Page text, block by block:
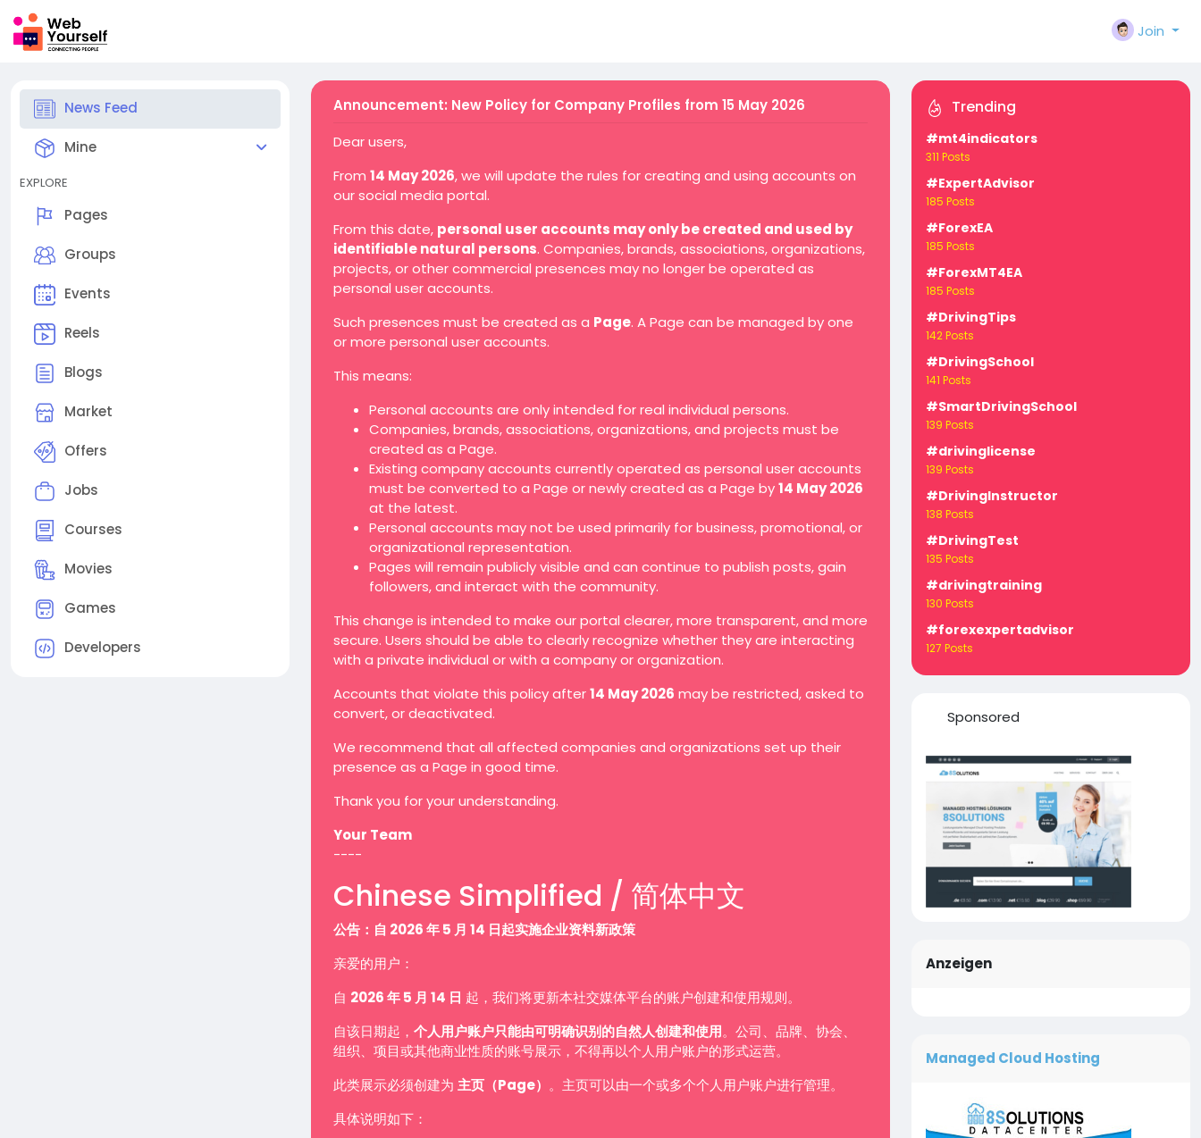
Join
News Feed
Mine
EXPLORE
Pages
Groups
Events
Reels
Blogs
Market
Offers
Jobs
Courses
Movies
Games
Developers
Announcement: New Policy for Company Profiles from 15 May 2026
Dear users,
From 14 May 2026, we will update the rules for creating and using accounts on
our social media portal.
From this date, personal user accounts may only be created and used by
identifiable natural persons. Companies, brands, associations, organizations,
projects, or other commercial presences may no longer be operated as
personal user accounts.
Such presences must be created as a Page. A Page can be managed by one
or more personal user accounts.
This means:
Personal accounts are only intended for real individual persons.
Companies, brands, associations, organizations, and projects must be
created as a Page.
Existing company accounts currently operated as personal user accounts
must be converted to a Page or newly created as a Page by14 May 2026
at the latest.
Personal accounts may not be used primarily for business, promotional, or
organizational representation.
Pages will remain publicly visible and can continue to publish posts, gain
followers, and interact with the community.
This change is intended to make our portal clearer, more transparent, and more
secure. Users should be able to clearly recognize whether they are interacting
with a private individual or with a company or organization.
Accounts that violate this policy after14 May 2026 may be restricted, asked to
convert, or deactivated.
We recommend that all affected companies and organizations set up their
presence as a Page in good time.
Thank you for your understanding.
Your Team
----
Chinese Simplified / 简体中文
公告：自 2026 年 5 月 14 日起实施企业资料新政策
亲爱的用户：
自 2026 年 5 月 14 日 起，我们将更新本社交媒体平台的账户创建和使用规则。
自该日期起， 个人用户账户只能由可明确识别的自然人创建和使用。公司、品牌、协会、
组织、项目或其他商业性质的账号展示，不得再以个人用户账户的形式运营。
此类展示必须创建为 主页（Page） 。主页可以由一个或多个个人用户账户进行管理。
具体说明如下：
Trending
#mt4indicators
311 Posts
#ExpertAdvisor
185 Posts
#ForexEA
185 Posts
#ForexMT4EA
185 Posts
#DrivingTips
142 Posts
#DrivingSchool
141 Posts
#SmartDrivingSchool
139 Posts
#drivinglicense
139 Posts
#DrivingInstructor
138 Posts
#DrivingTest
135 Posts
#drivingtraining
130 Posts
#forexexpertadvisor
127 Posts
Sponsored
Anzeigen
Managed Cloud Hosting